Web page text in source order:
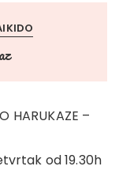
HARUKAZE –
od 19.30h